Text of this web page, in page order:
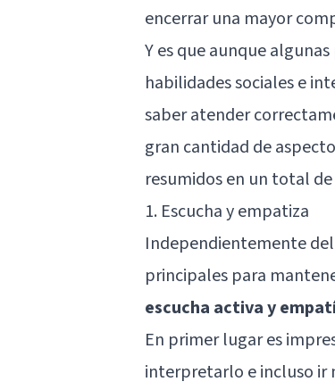
encerrar una mayor
Y es que aunque
habilidades sociales e
saber atender
gran cantidad de
resumidos en un total
1. Escucha y empatiza
Independientemente
principales para
escucha activa y
En primer lugar es
interpretarlo e incluso ir